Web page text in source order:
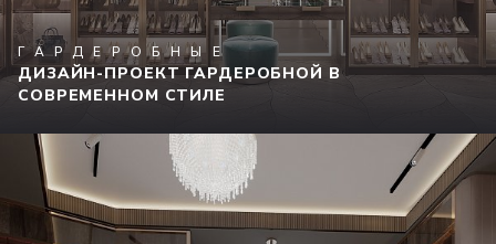
ГАРДЕРОБНЫЕ
ДИЗАЙН-ПРОЕКТ ГАРДЕРОБНОЙ В
СОВРЕМЕННОМ СТИЛЕ